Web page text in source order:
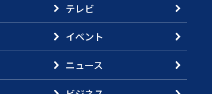
テレビ
イベント
ニュース